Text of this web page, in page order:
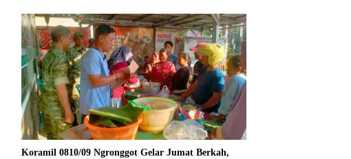
Koramil 0810/09 Ngronggot Gelar Jumat Berkah,